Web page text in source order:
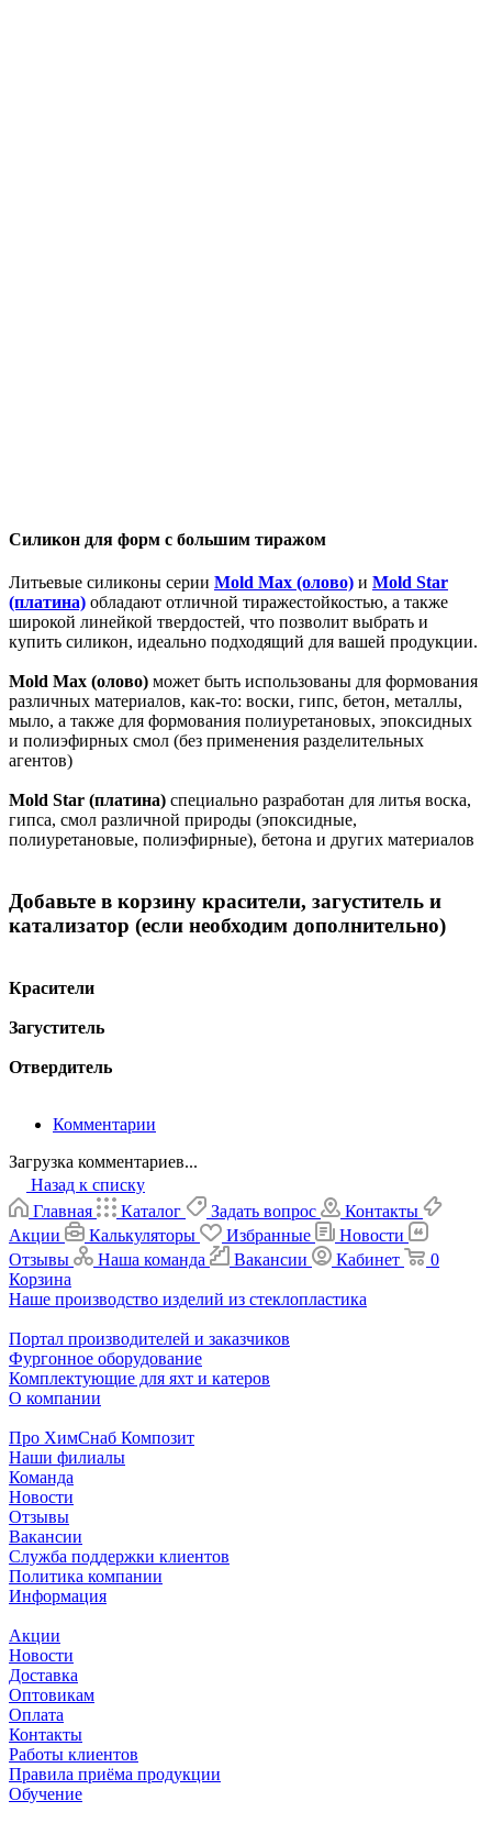
Силикон для форм с большим тиражом
Литьевые силиконы серии Mold Max (олово) и Mold Star
(платина) обладают отличной тиражестойкостью, а также
широкой линейкой твердостей, что позволит выбрать и
купить силикон, идеально подходящий для вашей продукции.
Mold Max (олово) может быть использованы для формования
различных материалов, как-то: воски, гипс, бетон, металлы,
мыло, а также для формования полиуретановых, эпоксидных
и полиэфирных смол (без применения разделительных
агентов)
Mold Star (платина) специально разработан для литья воска,
гипса, смол различной природы (эпоксидные,
полиуретановые, полиэфирные), бетона и других материалов
Добавьте в корзину красители, загуститель и
катализатор (если необходим дополнительно)
Красители
Загуститель
Отвердитель
Комментарии
Загрузка комментариев...
Назад к списку
Главная
Каталог Задать вопрос
Контакты
Акции
Калькуляторы Избранные
Новости
Отзывы
Наша команда Вакансии Кабинет
0
Корзина
Наше производство изделий из стеклопластика
Портал производителей и заказчиков
Фургонное оборудование
Комплектующие для яхт и катеров
О компании
Про ХимСнаб Композит
Наши филиалы
Команда
Новости
Отзывы
Вакансии
Служба поддержки клиентов
Политика компании
Информация
Акции
Новости
Доставка
Оптовикам
Оплата
Контакты
Работы клиентов
Правила приёма продукции
Обучение